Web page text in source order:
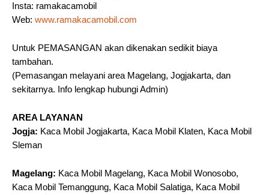
Insta: ramakacamobil
Web: www.ramakacamobil.com
Untuk PEMASANGAN akan dikenakan sedikit biaya
tambahan.
(Pemasangan melayani area Magelang, Jogjakarta, dan
sekitarnya. Info lengkap hubungi Admin)
AREA LAYANAN
Jogja: Kaca Mobil Jogjakarta, Kaca Mobil Klaten, Kaca Mobil
Sleman
Magelang: Kaca Mobil Magelang, Kaca Mobil Wonosobo,
Kaca Mobil Temanggung, Kaca Mobil Salatiga, Kaca Mobil